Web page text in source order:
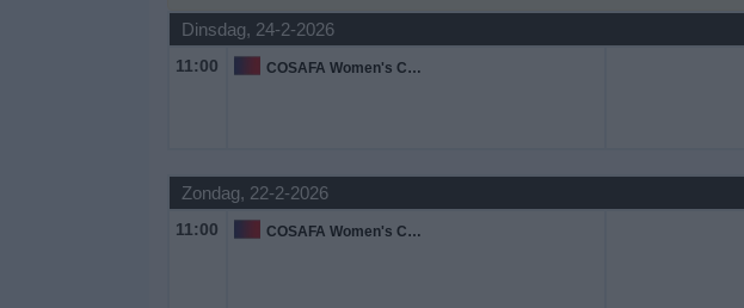
Dinsdag, 24-2-2026
11:00 COSAFA Women's Championship
Zondag, 22-2-2026
11:00 COSAFA Women's Championship